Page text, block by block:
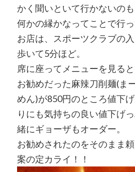
かく聞いといて行かないのも
何かの縁かなってことで行っ
お店は、スポーツクラブの
歩いて5分ほど。
席に座ってメニューを見る
お勧めだった麻辣刀削麺(ま
めん)が850円のところ値下
りにも気持ちの良い値下げ
緒にギョーザもオーダー。
お勧めされたのをそのまま頼
案の定カライ！！